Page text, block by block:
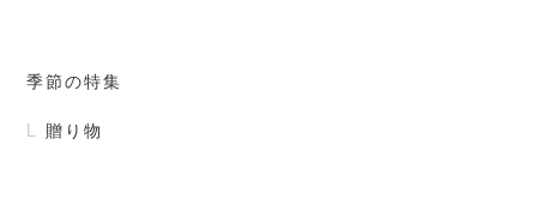
季節の特集
贈り物